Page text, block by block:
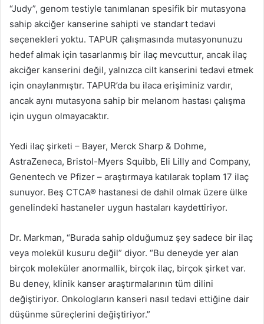
“Judy”, genom testiyle tanımlanan spesifik bir mutasyona
sahip akciğer kanserine sahipti ve standart tedavi
seçenekleri yoktu. TAPUR çalışmasında mutasyonunuzu
hedef almak için tasarlanmış bir ilaç mevcuttur, ancak ilaç
akciğer kanserini değil, yalnızca cilt kanserini tedavi etmek
için onaylanmıştır. TAPUR’da bu ilaca erişiminiz vardır,
ancak aynı mutasyona sahip bir melanom hastası çalışma
için uygun olmayacaktır.
Yedi ilaç şirketi – Bayer, Merck Sharp & Dohme,
AstraZeneca, Bristol-Myers Squibb, Eli Lilly and Company,
Genentech ve Pfizer – araştırmaya katılarak toplam 17 ilaç
sunuyor. Beş CTCA® hastanesi de dahil olmak üzere ülke
genelindeki hastaneler uygun hastaları kaydettiriyor.
Dr. Markman, “Burada sahip olduğumuz şey sadece bir ilaç
veya molekül kusuru değil” diyor. “Bu deneyde yer alan
birçok moleküler anormallik, birçok ilaç, birçok şirket var.
Bu deney, klinik kanser araştırmalarının tüm dilini
değiştiriyor. Onkologların kanseri nasıl tedavi ettiğine dair
düşünme süreçlerini değiştiriyor.”